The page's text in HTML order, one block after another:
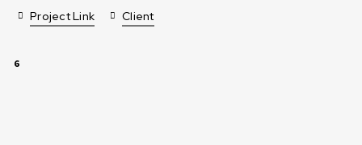
Project Link Client
6